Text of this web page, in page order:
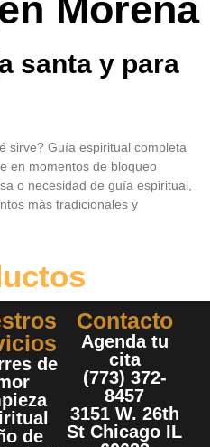
Morena
santa y para
sirve? Guía espiritual completa
en momentos de bloqueo
o necesidad de guía espiritual,
más tradicionales y
de
de
Contacto
Agenda tu
cita
(773) 372-
8457
3151 W. 26th
St Chicago IL